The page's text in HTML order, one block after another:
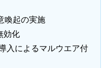
喚起の実施
効化
入によるマルウエア付